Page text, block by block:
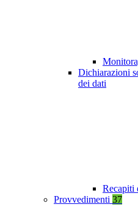
Dichiarazioni
dei dati
Recapiti
Provvedimenti 37